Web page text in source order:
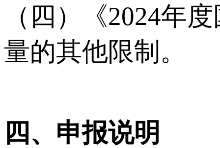
（四）《2024年
量的其他限制。
四、申报说明